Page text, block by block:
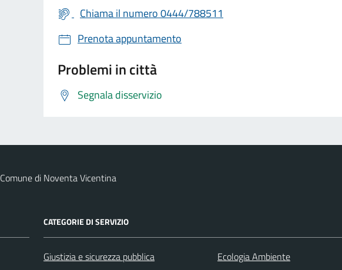
Chiama il numero 0444/788511
Prenota appuntamento
Problemi in città
Segnala disservizio
Comune di Noventa Vicentina
CATEGORIE DI SERVIZIO
Giustizia e sicurezza pubblica
Ecologia Ambiente